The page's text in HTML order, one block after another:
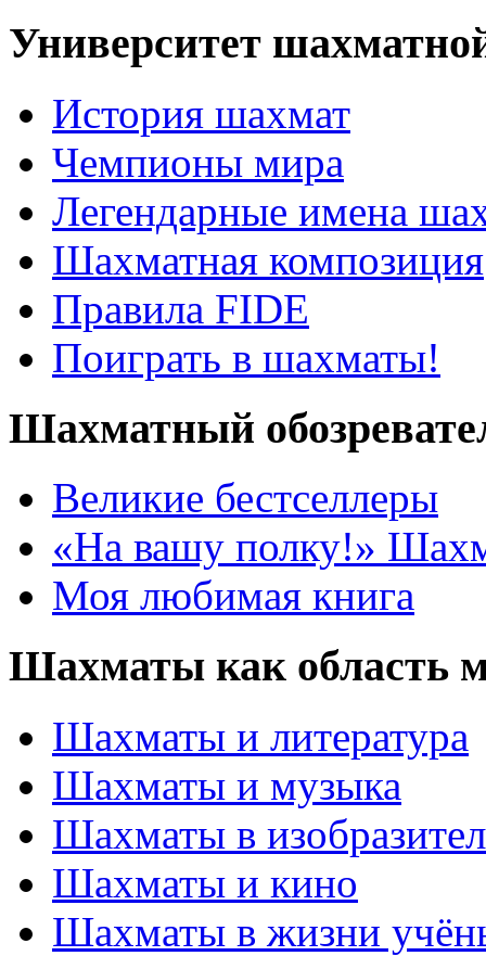
Университет
История шахмат
Чемпионы мира
Легендарные имена
Шахматная композиция
Правила FIDE
Поиграть в шахматы!
Шахматный
Великие бестселлеры
«На вашу полку!»
Моя любимая книга
Шахматы как область
Шахматы и литература
Шахматы и музыка
Шахматы в
Шахматы и кино
Шахматы в жизни